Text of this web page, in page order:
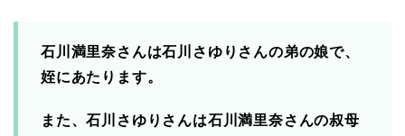
石川満里奈さんは石川さゆりさんの弟の娘で、
姪にあたります。
また、石川さゆりさんは石川満里奈さんの叔母